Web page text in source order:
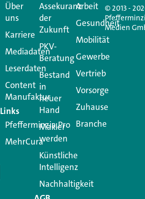
Schreiben Sie
Ihre E-Mail-Adresse wird
Kommentar
Über
uns
Karriere
Mediadaten
Leserdaten
Content
Manufaktur
Links
Pfefferminzia.Pro
MehrCura
Assekuranz
der
Zukunft
PKV-
Beratung
Bestand
in
neuer
Hand
Makler
werden
Künstliche
Intelligenz
Nachhaltigkeit
Arbeit
Gesundheit
Mobilität
Gewerbe
Vertrieb
Vorsorge
Zuhause
Branche
© 2013 -
Medien